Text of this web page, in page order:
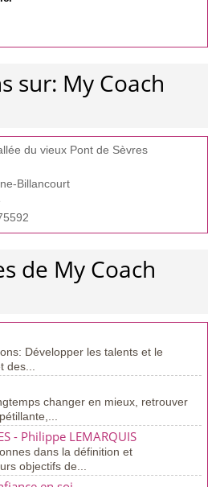
sur: My Coach
du vieux Pont de Sèvres
Billancourt
de My Coach
Développer les talents et le
changer en mieux, retrouver
- Philippe LEMARQUIS
dans la définition et
objectifs de...